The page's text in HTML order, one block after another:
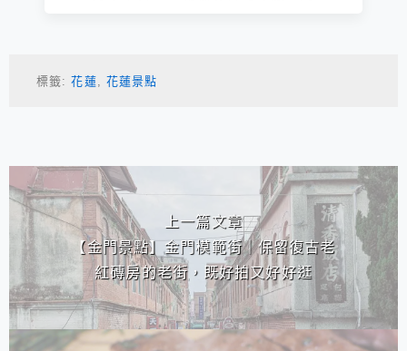
標籤:花蓮 花蓮景點
相連文章
上一篇文章
【金門景點】金門模範街｜保留復古老
紅磚房的老街，既好拍又好好逛